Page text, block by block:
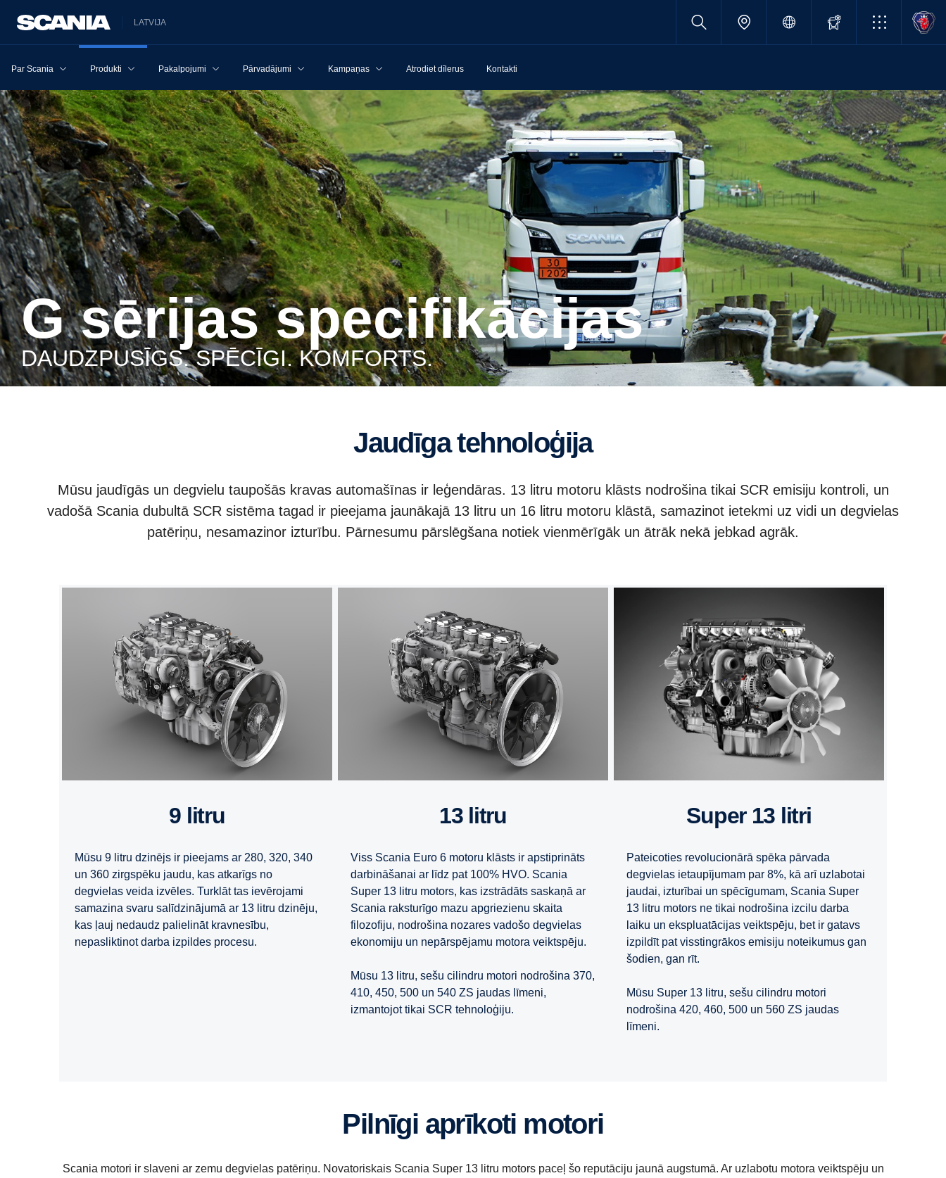
LATVIJA
Par Scania Produkti Pakalpojumi Pārvadājumi Kampaņas Atrodiet dīlerus Kontakti
G sērijas specifikācijas
DAUDZPUSĪGS. SPĒCĪGI. KOMFORTS.
Jaudīga tehnoloģija
Mūsu jaudīgās un degvielu taupošās kravas automašīnas ir leģendāras. 13 litru motoru klāsts nodrošina tikai SCR emisiju kontroli, un
vadošā Scania dubultā SCR sistēma tagad ir pieejama jaunākajā 13 litru un 16 litru motoru klāstā, samazinot ietekmi uz vidi un degvielas
patēriņu, nesamazinor izturību. Pārnesumu pārslēgšana notiek vienmērīgāk un ātrāk nekā jebkad agrāk.
9 litru
Mūsu 9 litru dzinējs ir pieejams ar 280, 320, 340
un 360 zirgspēku jaudu, kas atkarīgs no
degvielas veida izvēles. Turklāt tas ievērojami
samazina svaru salīdzinājumā ar 13 litru dzinēju,
kas ļauj nedaudz palielināt kravnesību,
nepasliktinot darba izpildes procesu.
13 litru
Viss Scania Euro 6 motoru klāsts ir apstiprināts
darbināšanai ar līdz pat 100% HVO. Scania
Super 13 litru motors, kas izstrādāts saskaņā ar
Scania raksturīgo mazu apgriezienu skaita
filozofiju, nodrošina nozares vadošo degvielas
ekonomiju un nepārspējamu motora veiktspēju.
Mūsu 13 litru, sešu cilindru motori nodrošina 370,
410, 450, 500 un 540 ZS jaudas līmeni,
izmantojot tikai SCR tehnoloģiju.
Super 13 litri
Pateicoties revolucionārā spēka pārvada
degvielas ietaupījumam par 8%, kā arī uzlabotai
jaudai, izturībai un spēcīgumam, Scania Super
13 litru motors ne tikai nodrošina izcilu darba
laiku un ekspluatācijas veiktspēju, bet ir gatavs
izpildīt pat visstingrākos emisiju noteikumus gan
šodien, gan rīt.
Mūsu Super 13 litru, sešu cilindru motori
nodrošina 420, 460, 500 un 560 ZS jaudas
līmeni.
Pilnīgi aprīkoti motori
Scania motori ir slaveni ar zemu degvielas patēriņu. Novatoriskais Scania Super 13 litru motors paceļ šo reputāciju jaunā augstumā. Ar uzlabotu motora veiktspēju un